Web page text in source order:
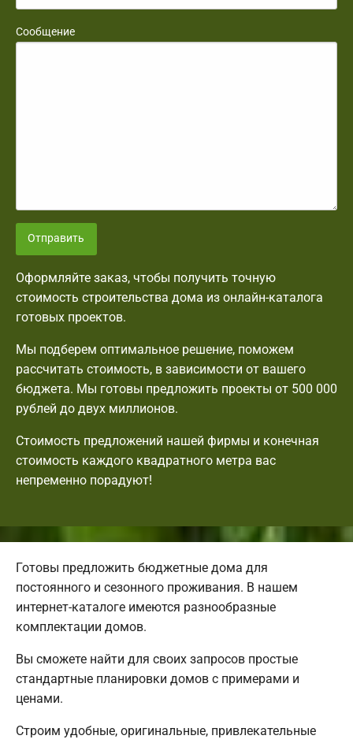
Сообщение
Отправить
Оформляйте заказ, чтобы получить точную
стоимость строительства дома из онлайн-каталога
готовых проектов.
Мы подберем оптимальное решение, поможем
рассчитать стоимость, в зависимости от вашего
бюджета. Мы готовы предложить проекты от 500 000
рублей до двух миллионов.
Стоимость предложений нашей фирмы и конечная
стоимость каждого квадратного метра вас
непременно порадуют!
Готовы предложить бюджетные дома для
постоянного и сезонного проживания. В нашем
интернет-каталоге имеются разнообразные
комплектации домов.
Вы сможете найти для своих запросов простые
стандартные планировки домов с примерами и
ценами.
Строим удобные, оригинальные, привлекательные